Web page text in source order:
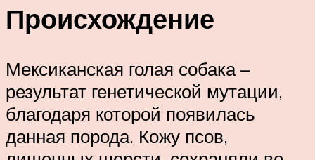
Происхождение
Мексиканская голая собака –
результат генетической мутации,
благодаря которой появилась
данная порода. Кожу псов,